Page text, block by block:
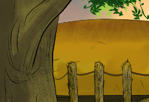
も